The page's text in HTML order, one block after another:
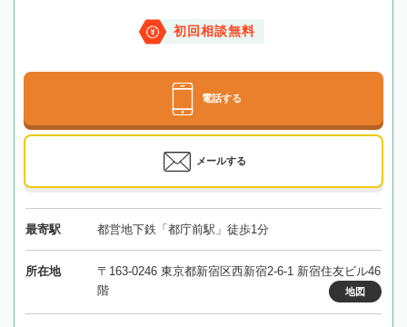
初回相談無料
電話する
メールする
最寄駅 都営地下鉄「都庁前駅」徒歩1分
所在地
〒163-0246 東京都新宿区西新宿2-6-1 新宿住友ビル46
階
地図